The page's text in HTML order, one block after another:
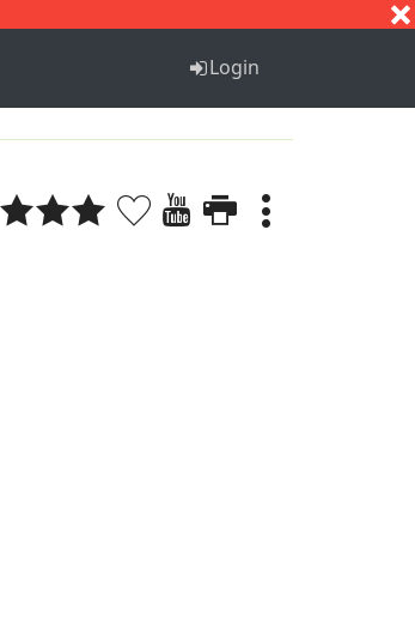
Login